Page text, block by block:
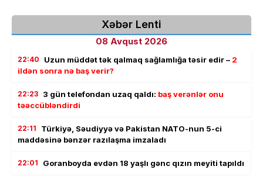
Xəbər Lenti
08 Avqust 2026
22:40 Uzun müddət tək qalmaq sağlamlığa təsir edir – 2
ildən sonra nə baş verir?
22:23 3 gün telefondan uzaq qaldı: baş verənlər onu
təəccübləndirdi
22:11
Türkiyə, Səudiyyə və Pakistan NATO-nun 5-ci
maddəsinə bənzər razılaşma imzaladı
22:01 Goranboyda evdən 18 yaşlı gənc qızın meyiti tapıldı